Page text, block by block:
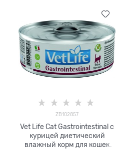
ZB102857
Vet Life Cat Gastrointestinal с
курицей диетический
влажный корм для кошек